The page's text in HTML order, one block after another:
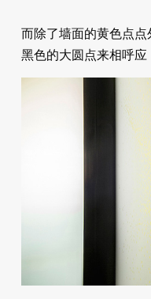
而除了墙面的黄色点
黑色的大圆点来相呼应